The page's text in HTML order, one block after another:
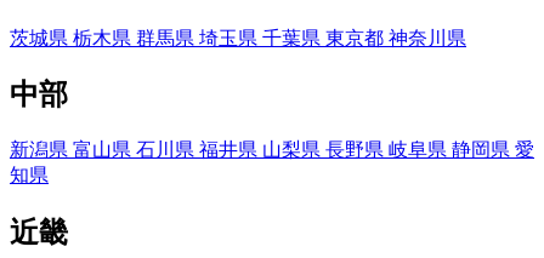
茨城県 栃木県 群馬県 埼玉県 千葉県 東京都 神奈川県
中部
新潟県 富山県 石川県 福井県 山梨県 長野県 岐阜県 静岡県 愛
知県
近畿